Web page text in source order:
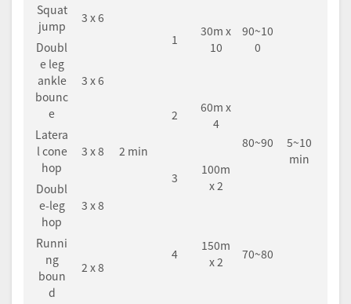
Squat
jump
3 x 6
2 min
1
30m x
10
90~10
0
5~10
min
Doubl
e leg
ankle
bounc
e
3 x 6
2
60m x
4
80~90
Latera
l cone
hop
3 x 8
3
100m
x 2
Doubl
e-leg
hop
3 x 8
4
150m
x 2
70~80
Runni
ng
boun
d
2 x 8